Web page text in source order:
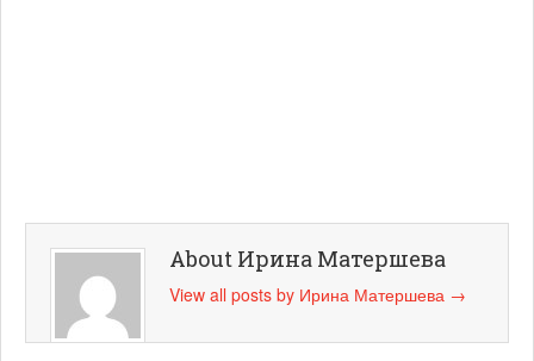
About Ирина Матершева
View all posts by Ирина Матершева →